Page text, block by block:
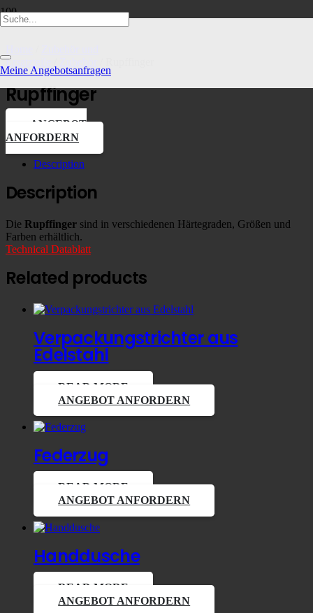
Meine Angebotsanfragen
Ersatzteile
Rupffinger
ANGEBOT
ANFORDERN
Description
Description
Die Rupffinger sind in verschiedenen Härtegraden, Größen und
Farben erhältlich.
Technical Datablatt
Related products
Verpackungstrichter aus
Edelstahl
READ MORE
ANGEBOT ANFORDERN
Federzug
READ MORE
ANGEBOT ANFORDERN
Handdusche
READ MORE
ANGEBOT ANFORDERN